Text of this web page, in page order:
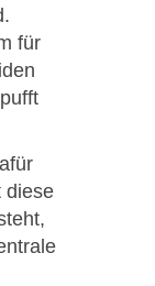
für
diese